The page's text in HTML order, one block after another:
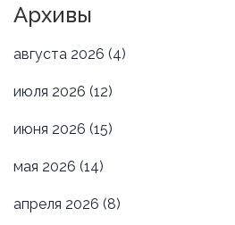
Архивы
августа 2026 (4)
июля 2026 (12)
июня 2026 (15)
мая 2026 (14)
апреля 2026 (8)